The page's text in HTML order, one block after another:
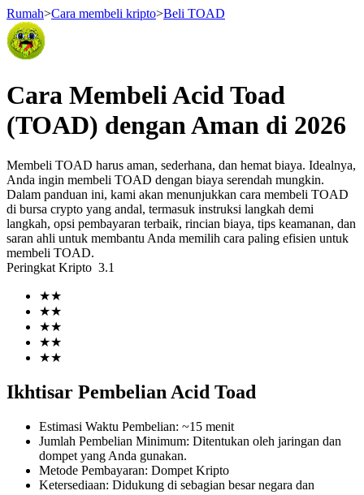
USDT Berjangka
Kontrak berjangka menggunakan USDT sebagai jaminannya
COIN-M Berjangka
Mata Uang Kripto Berjangka
Rumah>Cara membeli kripto>Beli TOAD
Cara Membeli Acid Toad
(TOAD) dengan Aman di 2026
Membeli TOAD harus aman, sederhana, dan hemat biaya. Idealnya,
Anda ingin membeli TOAD dengan biaya serendah mungkin.
Dalam panduan ini, kami akan menunjukkan cara membeli TOAD
di bursa crypto yang andal, termasuk instruksi langkah demi
langkah, opsi pembayaran terbaik, rincian biaya, tips keamanan, dan
saran ahli untuk membantu Anda memilih cara paling efisien untuk
membeli TOAD.
Peringkat Kripto 3.1
★★
★★
★★
★★
★★
Ikhtisar Pembelian Acid Toad
Estimasi Waktu Pembelian: ~15 menit
Jumlah Pembelian Minimum: Ditentukan oleh jaringan dan
dompet yang Anda gunakan.
Metode Pembayaran: Dompet Kripto
Ketersediaan: Didukung di sebagian besar negara dan